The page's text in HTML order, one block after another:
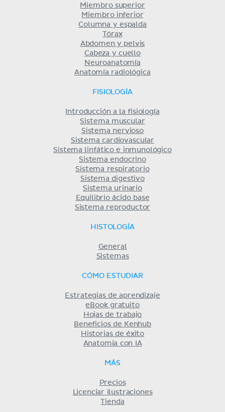
Miembro superior
Miembro inferior
Columna y espalda
Tórax
Abdomen y pelvis
Cabeza y cuello
Neuroanatomía
Anatomía radiológica
FISIOLOGÍA
Introducción a la fisiología
Sistema muscular
Sistema nervioso
Sistema cardiovascular
Sistema linfático e inmunológico
Sistema endocrino
Sistema respiratorio
Sistema digestivo
Sistema urinario
Equilibrio ácido base
Sistema reproductor
HISTOLOGÍA
General
Sistemas
CÓMO ESTUDIAR
Estrategias de aprendizaje
eBook gratuito
Hojas de trabajo
Beneficios de Kenhub
Historias de éxito
Anatomia con IA
MÁS
Precios
Licenciar ilustraciones
Tienda